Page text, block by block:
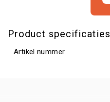
Product specificaties
Artikel nummer